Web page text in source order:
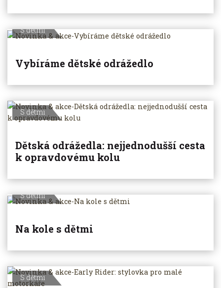
S dětmi
Vybíráme dětské odrážedlo
S dětmi
Dětská odrážedla: nejjednodušší cesta
k opravdovému kolu
S dětmi
Na kole s dětmi
S dětmi